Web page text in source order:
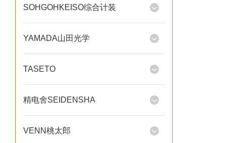
SOHGOHKEISO综合计装
YAMADA山田光学
TASETO
精电舍SEIDENSHA
VENN桃太郎